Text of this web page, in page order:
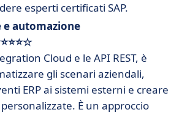
esperti certificati SAP.
e automazione
Cloud e le API REST, è
gli scenari aziendali,
ERP ai sistemi esterni e creare
È un approccio